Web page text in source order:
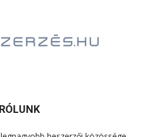
RÓLUNK